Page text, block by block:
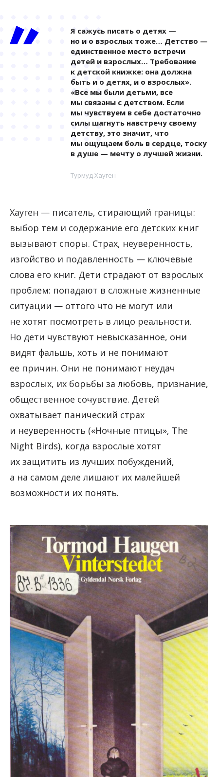
Я сажусь писать о детях —
но и о взрослых тоже… Детство —
единственное место встречи
детей и взрослых… Требование
к детской книжке: она должна
быть и о детях, и о взрослых».
«Все мы были детьми, все
мы связаны с детством. Если
мы чувствуем в себе достаточно
силы шагнуть навстречу своему
детству, это значит, что
мы ощущаем боль в сердце, тоску
в душе — мечту о лучшей жизни.
Турмуд Хауген
Хауген — писатель, стирающий границы:
выбор тем и содержание его детских книг
вызывают споры. Страх, неуверенность,
изгойство и подавленность — ключевые
слова его книг. Дети страдают от взрослых
проблем: попадают в сложные жизненные
ситуации — оттого что не могут или
не хотят посмотреть в лицо реальности.
Но дети чувствуют невысказанное, они
видят фальшь, хоть и не понимают
ее причин. Они не понимают неудач
взрослых, их борьбы за любовь, признание,
общественное сочувствие. Детей
охватывает панический страх
и неуверенность («Ночные птицы», The
Night Birds), когда взрослые хотят
их защитить из лучших побуждений,
а на самом деле лишают их малейшей
возможности их понять.